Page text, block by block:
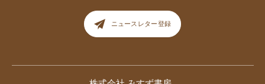
ニュースレター登録